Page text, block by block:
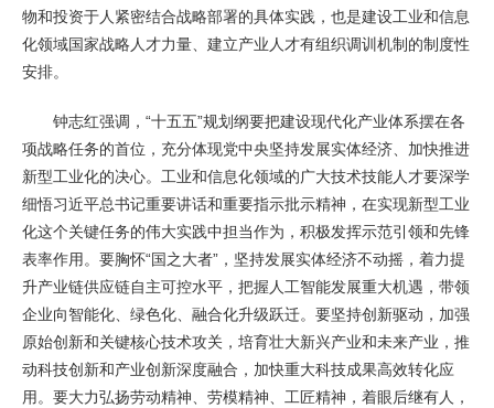
物和投资于人紧密结合战略部署的具体实践，也是建设工业和信息
化领域国家战略人才力量、建立产业人才有组织调训机制的制度性
安排。
钟志红强调，“十五五”规划纲要把建设现代化产业体系摆在各
项战略任务的首位，充分体现党中央坚持发展实体经济、加快推进
新型工业化的决心。工业和信息化领域的广大技术技能人才要深学
细悟习近平总书记重要讲话和重要指示批示精神，在实现新型工业
化这个关键任务的伟大实践中担当作为，积极发挥示范引领和先锋
表率作用。要胸怀“国之大者”，坚持发展实体经济不动摇，着力提
升产业链供应链自主可控水平，把握人工智能发展重大机遇，带领
企业向智能化、绿色化、融合化升级跃迁。要坚持创新驱动，加强
原始创新和关键核心技术攻关，培育壮大新兴产业和未来产业，推
动科技创新和产业创新深度融合，加快重大科技成果高效转化应
用。要大力弘扬劳动精神、劳模精神、工匠精神，着眼后继有人，